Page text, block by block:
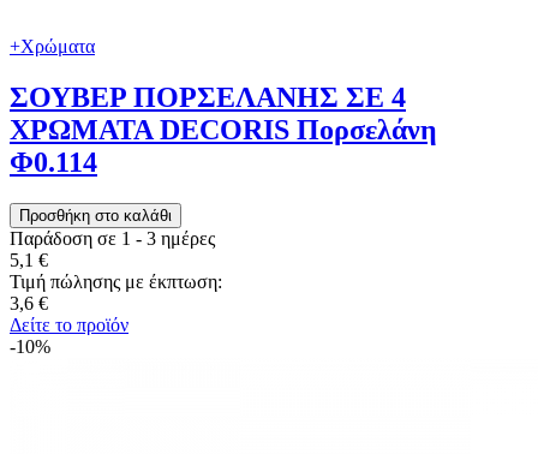
+Χρώματα
ΣΟΥΒΕΡ ΠΟΡΣΕΛΑΝΗΣ ΣΕ 4
ΧΡΩΜΑΤΑ DECORIS Πορσελάνη
Φ0.114
Παράδοση σε 1 - 3 ημέρες
5,1 €
Τιμή πώλησης με έκπτωση:
3,6 €
Δείτε το προϊόν
-10%